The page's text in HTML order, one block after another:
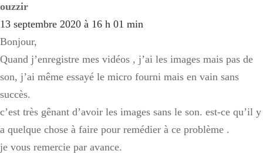
ouzzir
13 septembre 2020 à 16 h 01 min
Bonjour,
Quand j’enregistre mes vidéos , j’ai les images mais pas de
son, j’ai même essayé le micro fourni mais en vain sans
succès.
c’est très gênant d’avoir les images sans le son. est-ce qu’il y
a quelque chose à faire pour remédier à ce problème .
je vous remercie par avance.